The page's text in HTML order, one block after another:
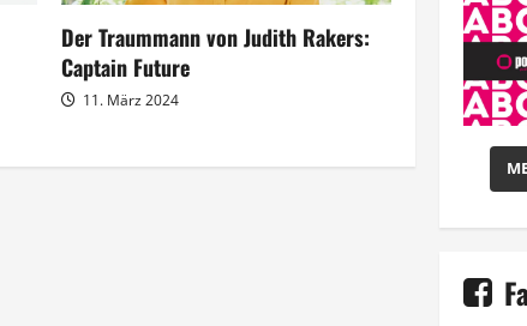
Der Traummann von Judith Rakers:
Captain Future
11. März 2024